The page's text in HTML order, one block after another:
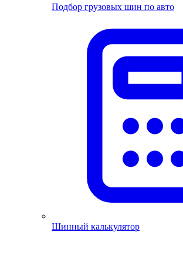
Подбор грузовых шин по авто
Шинный калькулятор